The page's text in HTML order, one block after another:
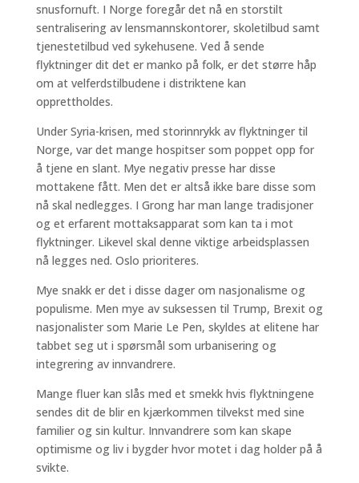
snusfornuft. I Norge foregår det nå en storstilt
sentralisering av lensmannskontorer, skoletilbud samt
tjenestetilbud ved sykehusene. Ved å sende
flyktninger dit det er manko på folk, er det større håp
om at velferdstilbudene i distriktene kan
opprettholdes.
Under Syria-krisen, med storinnrykk av flyktninger til
Norge, var det mange hospitser som poppet opp for
å tjene en slant. Mye negativ presse har disse
mottakene fått. Men det er altså ikke bare disse som
nå skal nedlegges. I Grong har man lange tradisjoner
og et erfarent mottaksapparat som kan ta i mot
flyktninger. Likevel skal denne viktige arbeidsplassen
nå legges ned. Oslo prioriteres.
Mye snakk er det i disse dager om nasjonalisme og
populisme. Men mye av suksessen til Trump, Brexit og
nasjonalister som Marie Le Pen, skyldes at elitene har
tabbet seg ut i spørsmål som urbanisering og
integrering av innvandrere.
Mange fluer kan slås med et smekk hvis flyktningene
sendes dit de blir en kjærkommen tilvekst med sine
familier og sin kultur. Innvandrere som kan skape
optimisme og liv i bygder hvor motet i dag holder på å
svikte.